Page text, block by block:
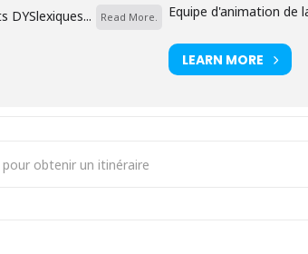
DYSlexiques... Read More. Equipe d'animation de
LEARN MORE